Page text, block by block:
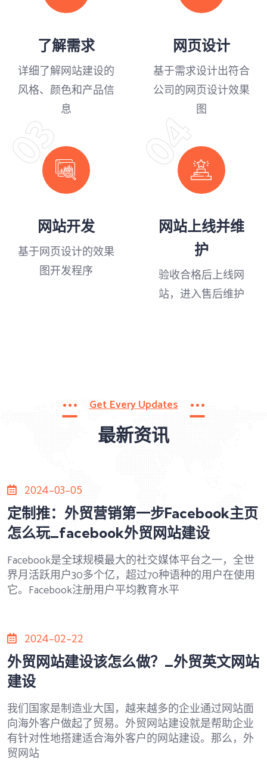
了解需求
详细了解网站建设的
风格、颜色和产品信
息
网页设计
基于需求设计出符合
公司的网页设计效果
图
03
网站开发
基于网页设计的效果
图开发程序
04
网站上线并维
护
验收合格后上线网
站，进入售后维护
Get Every Updates
最新资讯
2024-03-05
定制推：外贸营销第一步Facebook主页
怎么玩_facebook外贸网站建设
Facebook是全球规模最大的社交媒体平台之一，全世
界月活跃用户30多个亿，超过70种语种的用户在使用
它。Facebook注册用户平均教育水平
2024-02-22
外贸网站建设该怎么做？_外贸英文网站
建设
我们国家是制造业大国，越来越多的企业通过网站面
向海外客户做起了贸易。外贸网站建设就是帮助企业
有针对性地搭建适合海外客户的网站建设。那么，外
贸网站